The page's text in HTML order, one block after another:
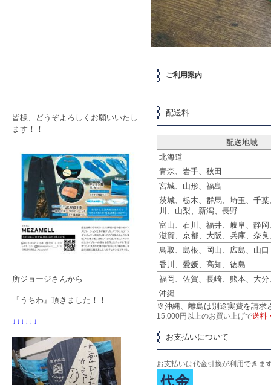
ご利用案内
配送料
配送地域
北海道
青森、岩手、秋田
宮城、山形、福島
茨城、栃木、群馬、埼玉、千
川、山梨、新潟、長野
富山、石川、福井、岐阜、静
滋賀、京都、大阪、兵庫、奈
鳥取、島根、岡山、広島、山口
香川、愛媛、高知、徳島
福岡、佐賀、長崎、熊本、大
沖縄
※沖縄、離島は別途実費を請求
15,000円以上のお買い上げで送料
お支払いについて
お支払いは代金引換が利用できま
皆様、どうぞよろしくお願いいたし
ます！！
所ジョージさんから
『うちわ』頂きました！！
↓↓↓↓↓↓